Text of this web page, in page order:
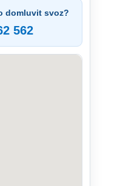
domluvit svoz?
562